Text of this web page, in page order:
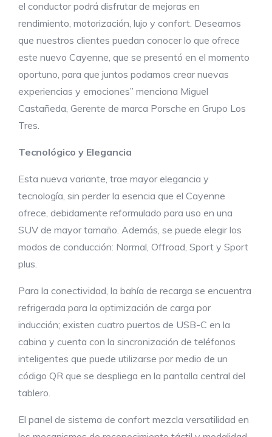
el conductor podrá disfrutar de mejoras en
rendimiento, motorización, lujo y confort. Deseamos
que nuestros clientes puedan conocer lo que ofrece
este nuevo Cayenne, que se presentó en el momento
oportuno, para que juntos podamos crear nuevas
experiencias y emociones” menciona Miguel
Castañeda, Gerente de marca Porsche en Grupo Los
Tres.
Tecnológico y Elegancia
Esta nueva variante, trae mayor elegancia y
tecnología, sin perder la esencia que el Cayenne
ofrece, debidamente reformulado para uso en una
SUV de mayor tamaño. Además, se puede elegir los
modos de conducción: Normal, Offroad, Sport y Sport
plus.
Para la conectividad, la bahía de recarga se encuentra
refrigerada para la optimización de carga por
inducción; existen cuatro puertos de USB-C en la
cabina y cuenta con la sincronización de teléfonos
inteligentes que puede utilizarse por medio de un
código QR que se despliega en la pantalla central del
tablero.
El panel de sistema de confort mezcla versatilidad en